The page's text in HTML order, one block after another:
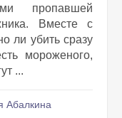
пропавшей
Вместе с
ли убить сразу
мороженого,
...
Абалкина